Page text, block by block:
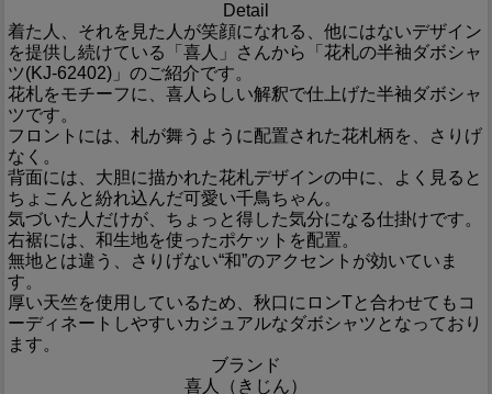
Detail
着た人、それを見た人が笑顔になれる、他にはないデザイン
を提供し続けている「喜人」さんから「花札の半袖ダボシャ
ツ(KJ-62402)」のご紹介です。
花札をモチーフに、喜人らしい解釈で仕上げた半袖ダボシャ
ツです。
フロントには、札が舞うように配置された花札柄を、さりげ
なく。
背面には、大胆に描かれた花札デザインの中に、よく見ると
ちょこんと紛れ込んだ可愛い千鳥ちゃん。
気づいた人だけが、ちょっと得した気分になる仕掛けです。
右裾には、和生地を使ったポケットを配置。
無地とは違う、さりげない“和”のアクセントが効いていま
す。
厚い天竺を使用しているため、秋口にロンTと合わせてもコ
ーディネートしやすいカジュアルなダボシャツとなっており
ます。
ブランド
喜人（きじん）